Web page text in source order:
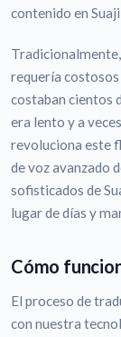
contenido en
requería
costaban cientos
era lento y a
revoluciona este
de voz avanzado
sofisticados de
lugar de días y
Cómo
El proceso de
con nuestra